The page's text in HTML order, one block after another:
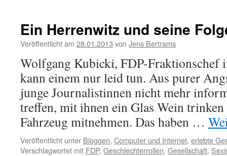
Ein Herrenwitz und seine
Veröffentlicht am 28.01.2013 von Jens Bertrams
Wolfgang Kubicki, FDP-Fraktionschef
kann einem nur leid tun. Aus purer
junge Journalistinnen nicht mehr
treffen, mit ihnen ein Glas Wein
Fahrzeug mitnehmen. Das haben …
Veröffentlicht unter Bloggen, Computer und Internet, erlebte
Verschlagwortet mit FDP, Geschlechterrollen, Gesellschaft,